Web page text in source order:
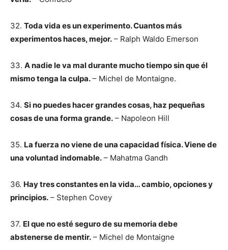
32. Toda vida es un experimento. Cuantos más
experimentos haces, mejor. – Ralph Waldo Emerson
33. A nadie le va mal durante mucho tiempo sin que él
mismo tenga la culpa. – Michel de Montaigne.
34. Si no puedes hacer grandes cosas, haz pequeñas
cosas de una forma grande. – Napoleon Hill
35. La fuerza no viene de una capacidad física. Viene de
una voluntad indomable. – Mahatma Gandh
36. Hay tres constantes en la vida… cambio, opciones y
principios. – Stephen Covey
37. El que no esté seguro de su memoria debe
abstenerse de mentir. – Michel de Montaigne